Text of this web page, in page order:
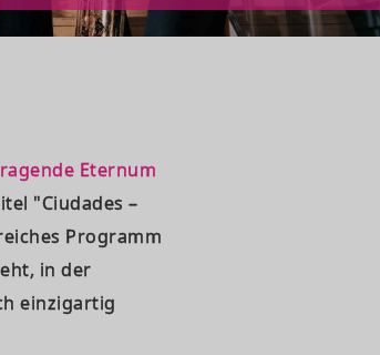
Eternum
"Ciudades –
Programm
in der
einzigartig